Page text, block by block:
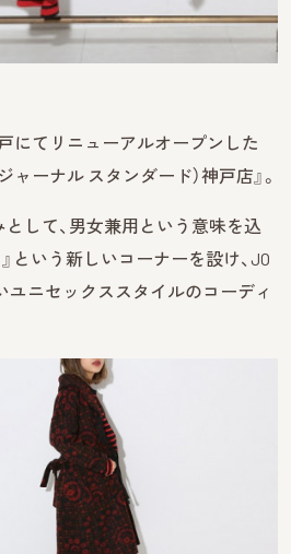
にてリニューアルオープンした
ャーナル スタンダード）神戸店』。
して、男女兼用という意味を込
』という新しいコーナーを設け、JO
ユニセックススタイルのコーディ